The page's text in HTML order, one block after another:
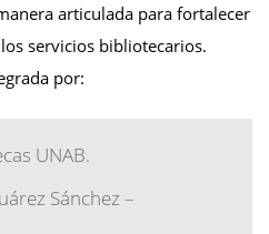
articulada para fortalecer
servicios bibliotecarios.
por:
UNAB.
Sánchez –